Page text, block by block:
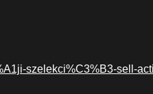
szelekci%C3%B3-sell-